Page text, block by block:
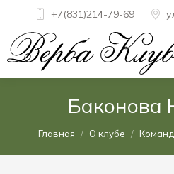
+7(831)214-79-69
Баконова
Вы здесь:
Главная О клубе